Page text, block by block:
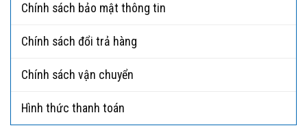
Chính sách bảo mật thông tin
Chính sách đổi trả hàng
Chính sách vận chuyển
Hình thức thanh toán